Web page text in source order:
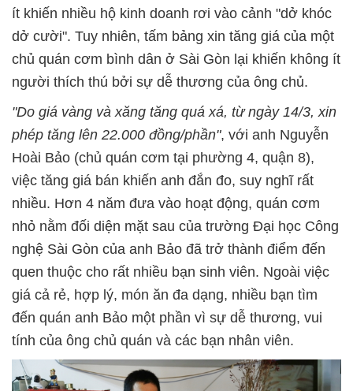
ít khiến nhiều hộ kinh doanh rơi vào cảnh "dở khóc
dở cười". Tuy nhiên, tấm bảng xin tăng giá của một
chủ quán cơm bình dân ở Sài Gòn lại khiến không ít
người thích thú bởi sự dễ thương của ông chủ.
"Do giá vàng và xăng tăng quá xá, từ ngày 14/3, xin
phép tăng lên 22.000 đồng/phần", với anh Nguyễn
Hoài Bảo (chủ quán cơm tại phường 4, quận 8),
việc tăng giá bán khiến anh đắn đo, suy nghĩ rất
nhiều. Hơn 4 năm đưa vào hoạt động, quán cơm
nhỏ nằm đối diện mặt sau của trường Đại học Công
nghệ Sài Gòn của anh Bảo đã trở thành điểm đến
quen thuộc cho rất nhiều bạn sinh viên. Ngoài việc
giá cả rẻ, hợp lý, món ăn đa dạng, nhiều bạn tìm
đến quán anh Bảo một phần vì sự dễ thương, vui
tính của ông chủ quán và các bạn nhân viên.